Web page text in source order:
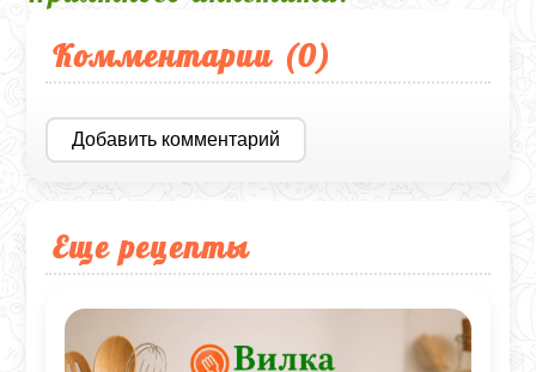
Комментарии (0)
Добавить комментарий
Еще рецепты